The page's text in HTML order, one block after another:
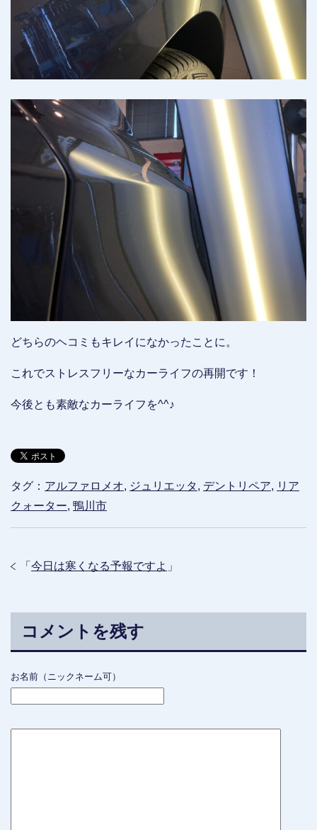
どちらのヘコミもキレイになかったことに。
これでストレスフリーなカーライフの再開です！
今後とも素敵なカーライフを^^♪
タグ： アルファロメオ, ジュリエッタ, デントリペア, リア
クォーター, 鴨川市
「 今日は寒くなる予報ですよ 」
コメントを残す
お名前（ニックネーム可）